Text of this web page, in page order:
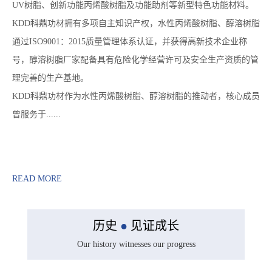
UV树脂、创新功能丙烯酸树脂及功能助剂等新型特色功能材料。
KDD科鼎功材拥有多项自主知识产权，水性丙烯酸树脂、醇溶树脂
通过ISO9001：2015质量管理体系认证，并获得高新技术企业称
号，醇溶树脂厂家配备具有危险化学经营许可及安全生产资质的管
理完善的生产基地。
KDD科鼎功材作为水性丙烯酸树脂、醇溶树脂的推动者，核心成员
曾服务于......
READ MORE
历史 ● 见证成长
Our history witnesses our progress